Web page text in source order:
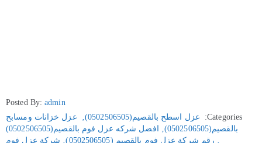
Posted By:admin
Categories:
عزل اسطح بالقصيم(0502506505) ‚
عزل خزانات ومسابح
بالقصيم(0502506505)
‚
افضل شركه عزل فوم بالقصيم(0502506505)
‚ رقم شركة عزل فوم بالقصيم (0502506505) ‚ شركة عزل فوم